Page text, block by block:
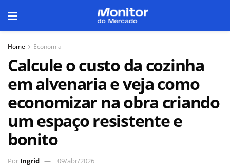
Home Economia
Calcule o custo da cozinha
em alvenaria e veja como
economizar na obra criando
um espaço resistente e
bonito
Por Ingrid 09/abr/2026